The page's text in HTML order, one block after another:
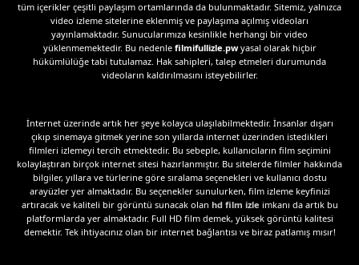
tüm içerikler çeşitli paylaşım ortamlarında da bulunmaktadır. Sitemiz, yalnızca
video izleme sitelerine eklenmiş ve paylaşıma açılmış videoları
yayınlamaktadır. Sunucularımıza kesinlikle herhangi bir video
yüklenmemektedir. Bu nedenle filmifullizle.pwyasal olarak hiçbir
hükümlülüğe tabi tutulamaz. Hak sahipleri, talep etmeleri durumunda
videoların kaldırılmasını isteyebilirler.
İnternet üzerinde artık her şeye kolayca ulaşılabilmektedir. İnsanlar dışarı
çıkıp sinemaya gitmek yerine son yıllarda internet üzerinden istedikleri
filmleri izlemeyi tercih etmektedir. Bu sebeple, kullanıcıların film seçimini
kolaylaştıran birçok internet sitesi hazırlanmıştır. Bu sitelerde filmler hakkında
bilgiler, yıllara ve türlerine göre sıralama seçenekleri ve kullanıcı dostu
arayüzler yer almaktadır. Bu seçenekler sunulurken, film izleme keyfinizi
artıracak ve kaliteli bir görüntü sunacak olan hd film izle imkanı da artık bu
platformlarda yer almaktadır. Full HD film demek, yüksek görüntü kalitesi
demektir. Tek ihtiyacınız olan bir internet bağlantısı ve biraz patlamış mısır!